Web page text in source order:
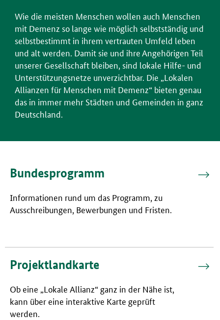
Wie die meisten Menschen wollen auch Menschen
mit Demenz so lange wie möglich selbstständig und
selbstbestimmt in ihrem vertrauten Umfeld leben
und alt werden. Damit sie und ihre Angehörigen Teil
unserer Gesellschaft bleiben, sind lokale Hilfe- und
Unterstützungsnetze unverzichtbar. Die „Lokalen
Allianzen für Menschen mit Demenz“ bieten genau
das in immer mehr Städten und Gemeinden in ganz
Deutschland.
Bundesprogramm
Informationen rund um das Programm, zu
Ausschreibungen, Bewerbungen und Fristen.
Projektlandkarte
Ob eine „Lokale Allianz“ ganz in der Nähe ist,
kann über eine interaktive Karte geprüft
werden.